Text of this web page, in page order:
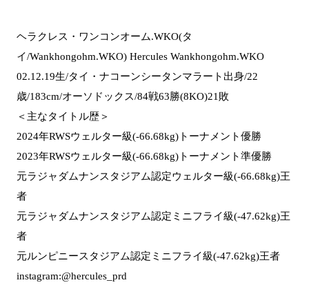
ヘラクレス・ワンコンオーム.WKO(タ
イ/Wankhongohm.WKO) Hercules Wankhongohm.WKO
02.12.19生/タイ・ナコーンシータンマラート出身/22
歳/183cm/オーソドックス/84戦63勝(8KO)21敗
＜主なタイトル歴＞
2024年RWSウェルター級(-66.68kg)トーナメント優勝
2023年RWSウェルター級(-66.68kg)トーナメント準優勝
元ラジャダムナンスタジアム認定ウェルター級(-66.68kg)王
者
元ラジャダムナンスタジアム認定ミニフライ級(-47.62kg)王
者
元ルンピニースタジアム認定ミニフライ級(-47.62kg)王者
instagram:@hercules_prd